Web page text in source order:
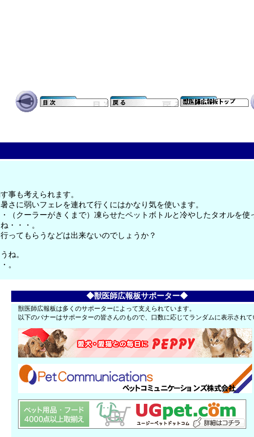
事も考えられます。
さに弱いフェレを連れて行くにはかなり気を使います。
（クーラーがきくまで）凍らせたペットボトルと冷やしたタオルを
・・・。
ってもらうなどは出来ないのでしょうか？
ね。
。
◆獣医師広報板サポーター◆
獣医師広報板は多くのサポーターによって支えられています。
以下のバナーはサポーターの皆さんのもので、口数に応じてランダムに表示され